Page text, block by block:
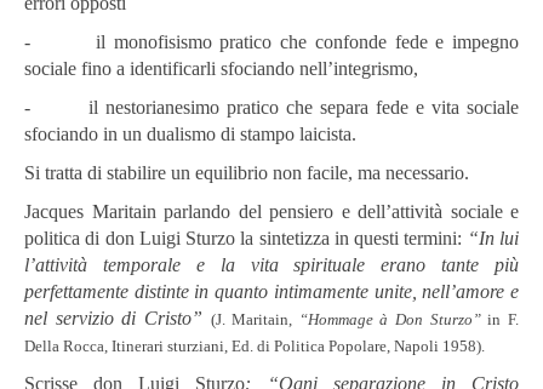
- il monofisismo pratico che confonde fede e impegno
sociale fino a identificarli sfociando nell’integrismo,
- il nestorianesimo pratico che separa fede e vita sociale
sfociando in un dualismo di stampo laicista.
Si tratta di stabilire un equilibrio non facile, ma necessario.
Jacques Maritain parlando del pensiero e dell’attività sociale e
politica di don Luigi Sturzo la sintetizza in questi termini: “In lui
l’attività temporale e la vita spirituale erano tante più
perfettamente distinte in quanto intimamente unite, nell’amore e
nel servizio di Cristo” (J. Maritain, “Hommage à Don Sturzo”in F.
Della Rocca, Itinerari sturziani, Ed. di Politica Popolare, Napoli 1958).
Scrisse don Luigi Sturzo: “Ogni separazione in Cristo